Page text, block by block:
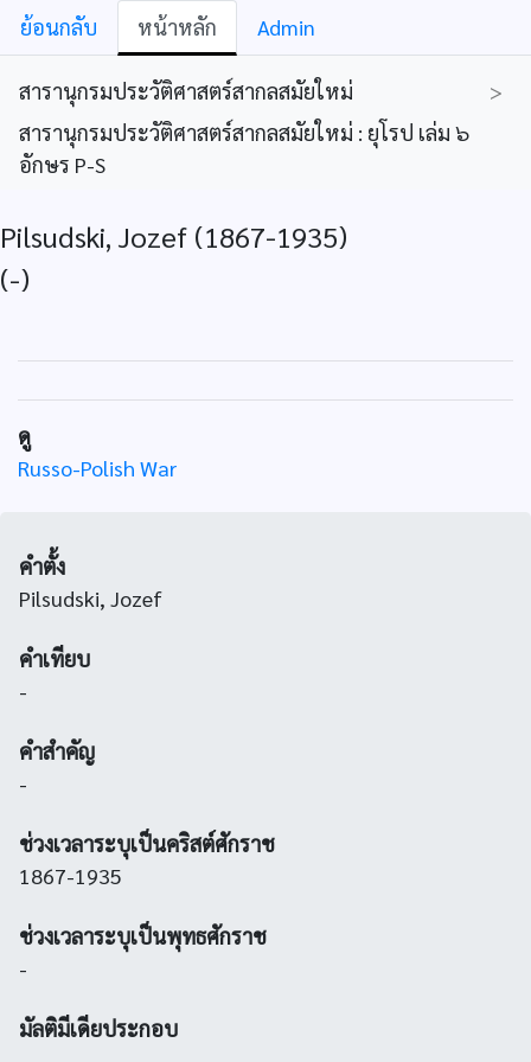
ย้อนกลับ หน้าหลัก Admin
สารานุกรมประวัติศาสตร์สากลสมัยใหม่
>
สารานุกรมประวัติศาสตร์สากลสมัยใหม่ : ยุโรป เล่ม ๖
อักษร P-S
Pilsudski, Jozef (1867-1935)
(-)
ดู
Russo-Polish War
คำตั้ง
Pilsudski, Jozef
คำเทียบ
-
คำสำคัญ
-
ช่วงเวลาระบุเป็นคริสต์ศักราช
1867-1935
ช่วงเวลาระบุเป็นพุทธศักราช
-
มัลติมีเดียประกอบ